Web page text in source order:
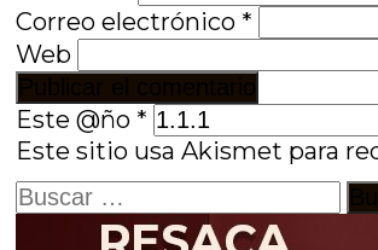
Correo electrónico *
Web
Este @ño *
Este sitio usa Akismet para
Buscar: